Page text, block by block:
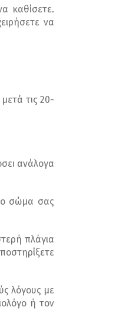
καθίσετε.
να
τις 20-
ανάλογα
σώμα σας
πλάγια
λόγους με
ή τον